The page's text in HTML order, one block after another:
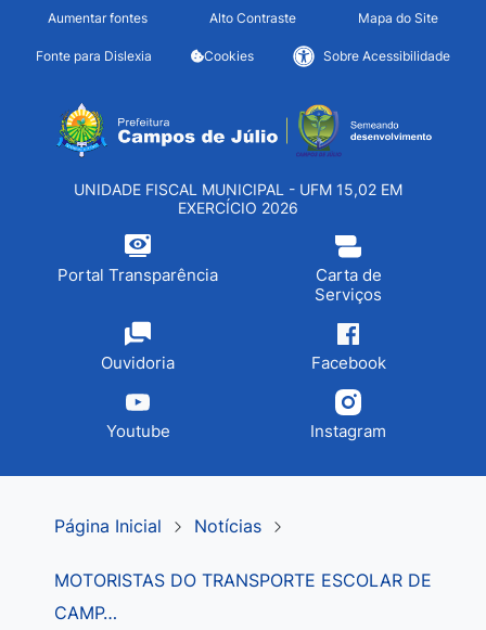
Seção de atalhos e links
Ir para o conteúdo [alt+1]
Ir para o menu [alt+2]
Ir para o rodapé [alt+4]
Aumentar fontes Alto Contraste Mapa do Site
Fonte para Dislexia Cookies Sobre Acessibilidade
Seção do menu principal
UNIDADE FISCAL MUNICIPAL - UFM 15,02 EM
EXERCÍCIO 2026
Portal Transparência
Carta de
Serviços
Ouvidoria Facebook
Youtube Instagram
Página Inicial Notícias
MOTORISTAS DO TRANSPORTE ESCOLAR DE
CAMP…